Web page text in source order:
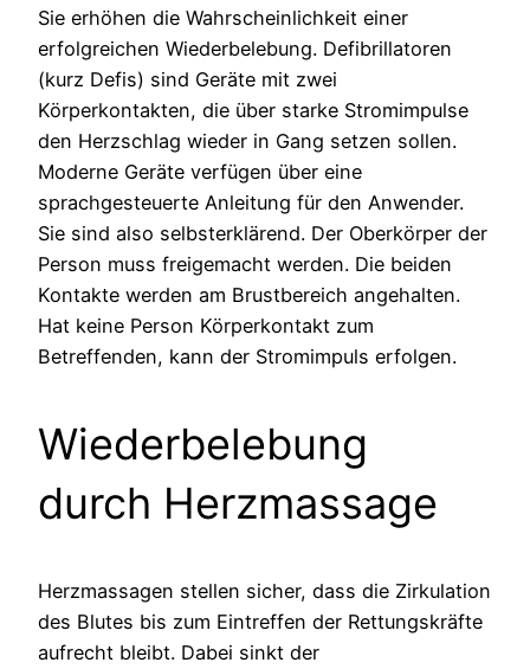
Sie erhöhen die Wahrscheinlichkeit einer
erfolgreichen Wiederbelebung. Defibrillatoren
(kurz Defis) sind Geräte mit zwei
Körperkontakten, die über starke Stromimpulse
den Herzschlag wieder in Gang setzen sollen.
Moderne Geräte verfügen über eine
sprachgesteuerte Anleitung für den Anwender.
Sie sind also selbsterklärend. Der Oberkörper der
Person muss freigemacht werden. Die beiden
Kontakte werden am Brustbereich angehalten.
Hat keine Person Körperkontakt zum
Betreffenden, kann der Stromimpuls erfolgen.
Wiederbelebung
durch Herzmassage
Herzmassagen stellen sicher, dass die Zirkulation
des Blutes bis zum Eintreffen der Rettungskräfte
aufrecht bleibt. Dabei sinkt der